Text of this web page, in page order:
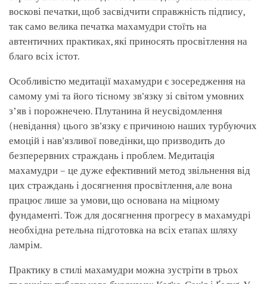
воскові печатки, щоб засвідчити справжність підпису,
так само велика печатка махамудри стоїть на
автентичних практиках, які приносять просвітлення на
благо всіх істот.
Особливістю медитації махамудри є зосередження на
самому умі та його тісному зв'язку зі світом умовних
зʼяв і порожнечею. Плутанина й неусвідомлення
(невідання) цього зв'язку є причиною наших турбуючих
емоцій і нав'язливої поведінки, що призводить до
безперервних страждань і проблем. Медитація
махамудри – це дуже ефективний метод звільнення від
цих страждань і досягнення просвітлення, але вона
працює лише за умови, що основана на міцному
фундаменті. Тож для досягнення прогресу в махамудрі
необхідна ретельна підготовка на всіх етапах шляху
ламрім.
Практику в стилі махамудри можна зустріти в трьох